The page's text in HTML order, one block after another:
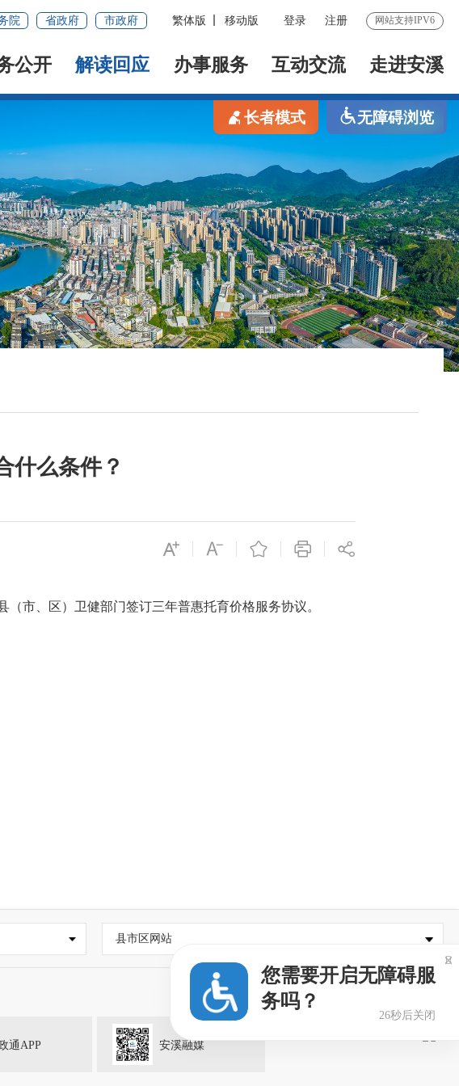
院 省政府 市政府 繁体版 移动版 登录 注册 网站支持IPV6
公开 解读回应 办事服务 互动交流 走进安溪
长者模式 无障碍浏览
什么条件？
市、区）卫健部门签订三年普惠托育价格服务协议。
县市区网站
通APP 安溪融媒
您需要开启无障碍服
务吗？
26秒后关闭
